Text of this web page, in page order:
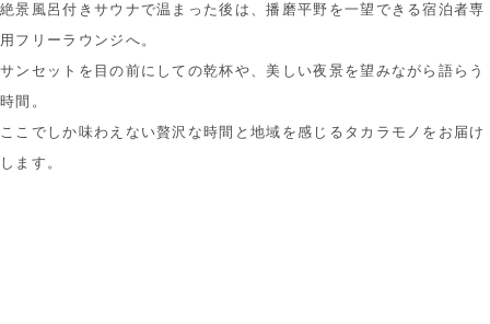
絶景風呂付きサウナで温まった後は、播磨平野を一望できる宿泊者専
用フリーラウンジへ。
サンセットを目の前にしての乾杯や、美しい夜景を望みながら語らう
時間。
ここでしか味わえない贅沢な時間と地域を感じるタカラモノをお届け
します。